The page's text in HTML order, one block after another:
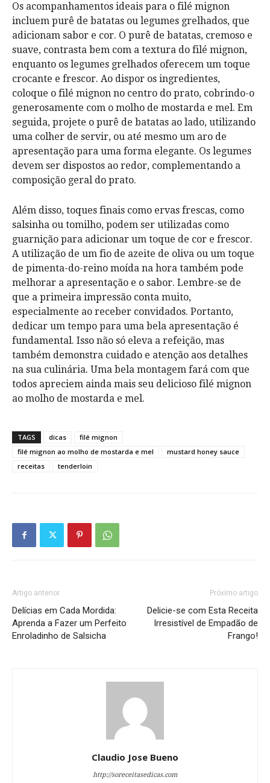
Os acompanhamentos ideais para o filé mignon
incluem purê de batatas ou legumes grelhados, que
adicionam sabor e cor. O purê de batatas, cremoso e
suave, contrasta bem com a textura do filé mignon,
enquanto os legumes grelhados oferecem um toque
crocante e frescor. Ao dispor os ingredientes,
coloque o filé mignon no centro do prato, cobrindo-o
generosamente com o molho de mostarda e mel. Em
seguida, projete o purê de batatas ao lado, utilizando
uma colher de servir, ou até mesmo um aro de
apresentação para uma forma elegante. Os legumes
devem ser dispostos ao redor, complementando a
composição geral do prato.
Além disso, toques finais como ervas frescas, como
salsinha ou tomilho, podem ser utilizadas como
guarnição para adicionar um toque de cor e frescor.
A utilização de um fio de azeite de oliva ou um toque
de pimenta-do-reino moída na hora também pode
melhorar a apresentação e o sabor. Lembre-se de
que a primeira impressão conta muito,
especialmente ao receber convidados. Portanto,
dedicar um tempo para uma bela apresentação é
fundamental. Isso não só eleva a refeição, mas
também demonstra cuidado e atenção aos detalhes
na sua culinária. Uma bela montagem fará com que
todos apreciem ainda mais seu delicioso filé mignon
ao molho de mostarda e mel.
TAGS dicas
filé mignon
filé mignon ao molho de mostarda e mel
mustard honey sauce
receitas
tenderloin
Artigo anterior
Delícias em Cada Mordida:
Aprenda a Fazer um Perfeito
Enroladinho de Salsicha
Próximo artigo
Delicie-se com Esta Receita
Irresistível de Empadão de
Frango!
Claudio Jose Bueno
http://soreceitasedicas.com